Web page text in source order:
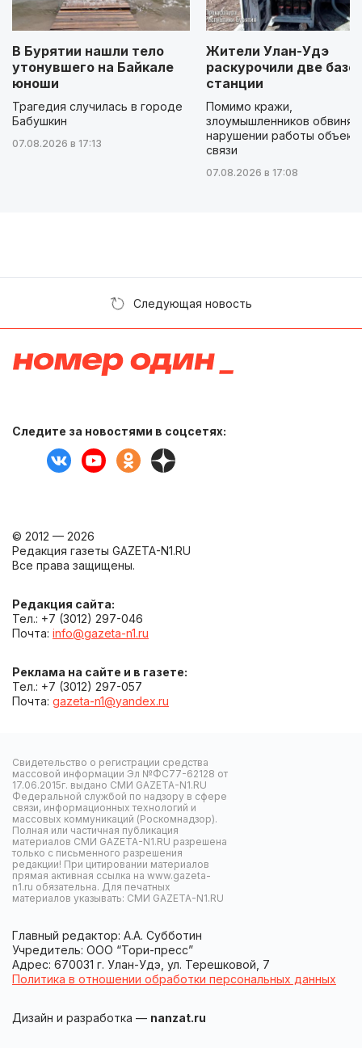
В Бурятии нашли тело
утонувшего на Байкале
юноши
Трагедия случилась в городе
Бабушкин
07.08.2026 в 17:13
Жители Улан-Удэ
раскурочили две
станции
Помимо кражи,
злоумышленников
нарушении работы
связи
07.08.2026 в 17:08
Следующая новость
Следите за новостями в соцсетях:
© 2012 — 2026
Редакция газеты GAZETA-N1.RU
Все права защищены.
Редакция сайта:
Тел.: +7 (3012) 297-046
Почта: info@gazeta-n1.ru
Реклама на сайте и в газете:
Тел.: +7 (3012) 297-057
Почта: gazeta-n1@yandex.ru
Свидетельство о регистрации средства
массовой информации Эл №ФС77-62128 от
17.06.2015г. выдано СМИ GAZETA-N1.RU
Федеральной службой по надзору в сфере
связи, информационных технологий и
массовых коммуникаций (Роскомнадзор).
Полная или частичная публикация
материалов СМИ GAZETA-N1.RU разрешена
только с письменного разрешения
редакции! При цитировании материалов
прямая активная ссылка на www.gazeta-
n1.ru обязательна. Для печатных
материалов указывать: СМИ GAZETA-N1.RU
Главный редактор: А.А. Субботин
Учредитель: ООО “Тори-пресс”
Адрес: 670031 г. Улан-Удэ, ул. Терешковой, 7
Политика в отношении обработки персональных данных
Дизайн и разработка — nanzat.ru